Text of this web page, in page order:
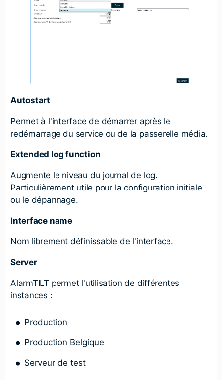
Autostart
Permet à l'interface de démarrer après le
redémarrage du service ou de la passerelle média.
Extended log function
Augmente le niveau du journal de log.
Particulièrement utile pour la configuration initiale
ou le dépannage.
Interface name
Nom librement définissable de l'interface.
Server
AlarmTILT permet l'utilisation de différentes
instances :
Production
Production Belgique
Serveur de test